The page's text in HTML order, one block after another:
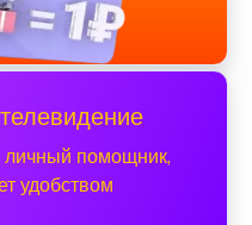
помощник,
удобством